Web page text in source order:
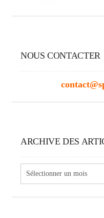
NOUS CONTACTER
ARCHIVE DES
des